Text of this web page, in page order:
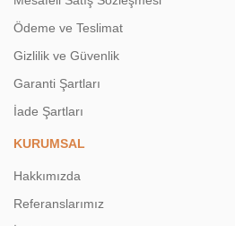
Ödeme ve Teslimat
Gizlilik ve Güvenlik
Garanti Şartları
İade Şartları
KURUMSAL
Hakkımızda
Referanslarımız